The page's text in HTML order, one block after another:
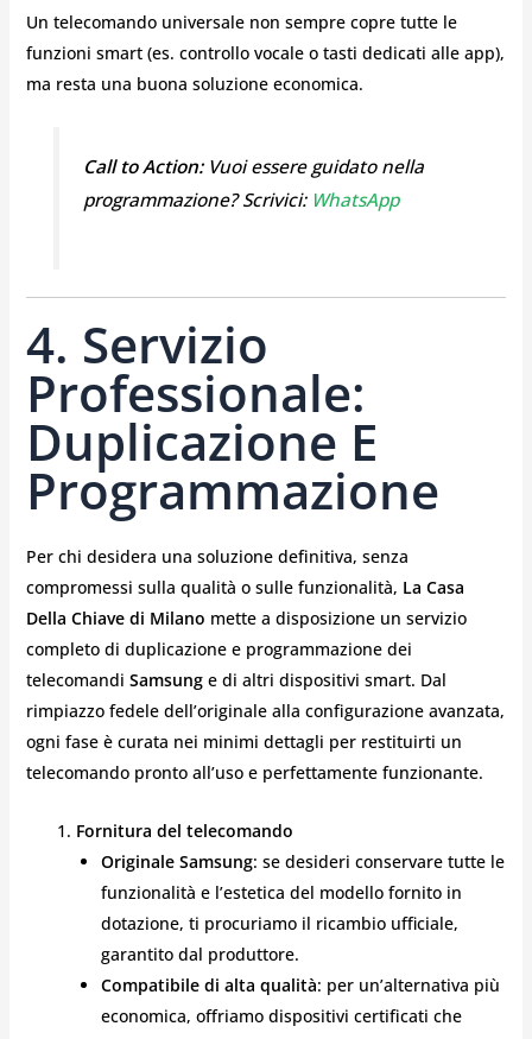
Un telecomando universale non sempre copre tutte le
funzioni smart (es. controllo vocale o tasti dedicati alle app),
ma resta una buona soluzione economica.
Call to Action:Vuoi essere guidato nella
programmazione? Scrivici: WhatsApp
4. Servizio
Professionale:
Duplicazione E
Programmazione
Per chi desidera una soluzione definitiva, senza
compromessi sulla qualità o sulle funzionalità, La Casa
Della Chiave di Milano mette a disposizione un servizio
completo di duplicazione e programmazione dei
telecomandi Samsunge di altri dispositivi smart. Dal
rimpiazzo fedele dell’originale alla configurazione avanzata,
ogni fase è curata nei minimi dettagli per restituirti un
telecomando pronto all’uso e perfettamente funzionante.
Fornitura del telecomando
Originale Samsung: se desideri conservare tutte le
funzionalità e l’estetica del modello fornito in
dotazione, ti procuriamo il ricambio ufficiale,
garantito dal produttore.
Compatibile di alta qualità: per un’alternativa più
economica, offriamo dispositivi certificati che